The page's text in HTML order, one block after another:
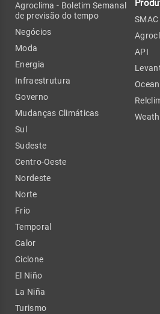
Agroclima - Boletim Semanal
de previsão do tempo
Negócios
Moda
Energia
Infraestrutura
Governo
Mudanças Climáticas
Sul
Sudeste
Centro-Oeste
Nordeste
Norte
Frio
Temporal
Calor
Ciclone
El Niño
La Niña
Turismo
SMAC
API